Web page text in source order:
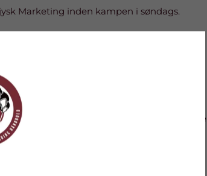
Marketing inden kampen i søndags.
ikke kunne være der til at overrække